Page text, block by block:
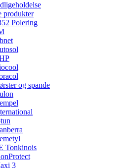
produkter
Polering
og spande
Tonkinois
3